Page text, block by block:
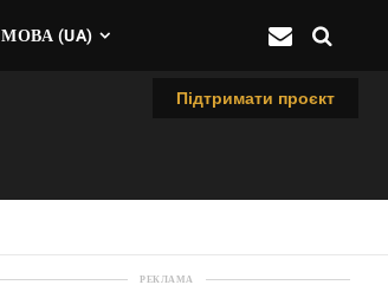
МОВА (UA)
Підтримати проєкт
РЕКЛАМА